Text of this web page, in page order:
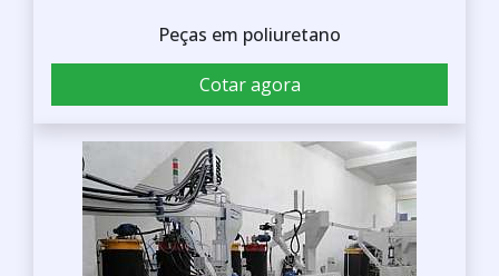
Peças em poliuretano
Cotar agora